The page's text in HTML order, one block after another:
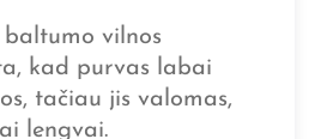
baltumo vilnos
kad purvas labai
tačiau jis valomas,
lengvai.